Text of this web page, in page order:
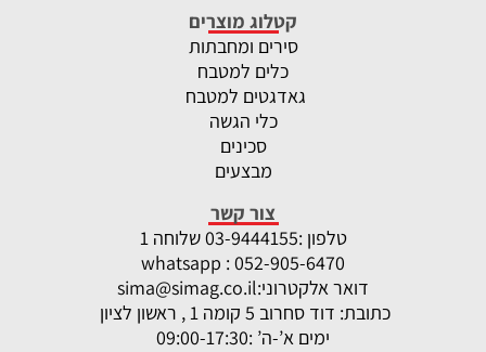
קטלוג מוצרים
סירים ומחבתות
כלים למטבח
גאדגטים למטבח
כלי הגשה
סכינים
מבצעים
צור קשר
טלפון :
03-9444155 שלוחה 1
whatsapp : 052-905-6470
דואר אלקטרוני:sima@simag.co.il
כתובת: דוד סחרוב 5 קומה 1 , ראשון לציון
ימים א’-ה’ :09:00-17:30